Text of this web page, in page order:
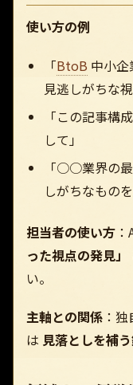
使い方の例
「BtoB 中小
見逃しがちな
「この記事構
して」
「○○業界の
しがちなもの
担当者の使い方
った視点の発見」
い。
主軸との関係 ：
は 見落としを補